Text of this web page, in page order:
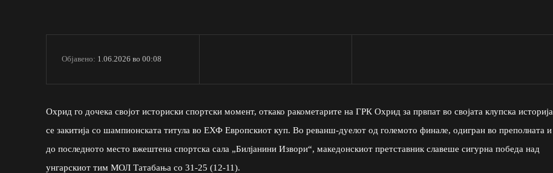
Објавено: 1.06.2026 во 00:08
Охрид го дочека својот историски спортски момент, откако ракометарите на ГРК Охрид за првпат во својата клупска историја
се закитија со шампионската титула во ЕХФ Европскиот куп. Во реванш-дуелот од големото финале, одигран во преполната и
до последното место вжештена спортска сала „Билјанини Извори“, македонскиот претставник славеше сигурна победа над
унгарскиот тим МОЛ Татабања со 31-25 (12-11).